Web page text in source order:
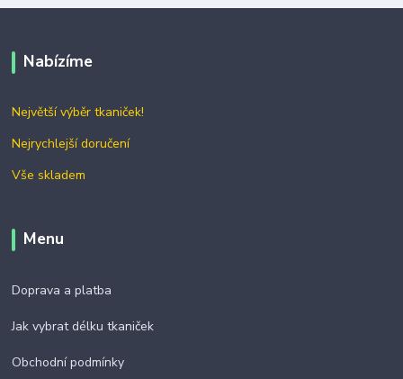
Nabízíme
Největší výběr tkaniček!
Nejrychlejší doručení
Vše skladem
Menu
Doprava a platba
Jak vybrat délku tkaniček
Obchodní podmínky